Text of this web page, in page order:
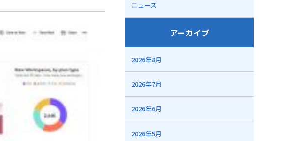
ニュース
アーカイブ
2026年8月
2026年7月
2026年6月
2026年5月